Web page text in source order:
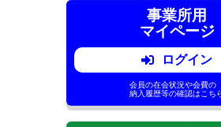
事業所用
マイページ
ログイン
会員の在会状況や会費の
納入履歴等の確認はこち